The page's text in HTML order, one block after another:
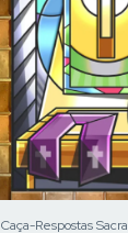
Caça-Respostas